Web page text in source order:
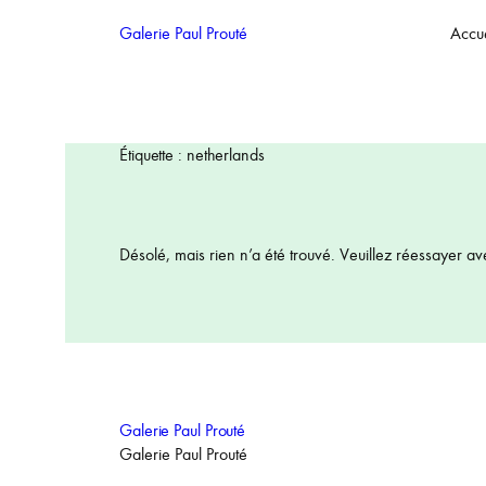
Galerie Paul Prouté
Étiquette : netherlands
Désolé, mais rien n’a été trouvé. Veuillez réessayer
Galerie Paul Prouté
Galerie Paul Prouté